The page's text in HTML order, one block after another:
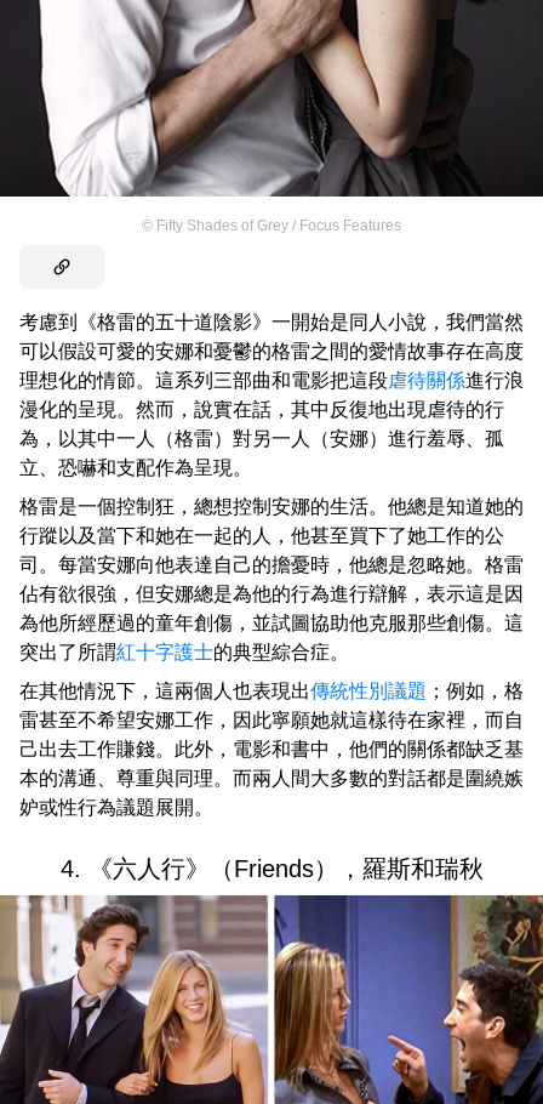
© Fifty Shades of Grey / Focus Features
考慮到《格雷的五十道陰影》一開始是同人小說，我們當然
可以假設可愛的安娜和憂鬱的格雷之間的愛情故事存在高度
理想化的情節。這系列三部曲和電影把這段虐待關係進行浪
漫化的呈現。然而，說實在話，其中反復地出現虐待的行
為，以其中一人（格雷）對另一人（安娜）進行羞辱、孤
立、恐嚇和支配作為呈現。
格雷是一個控制狂，總想控制安娜的生活。他總是知道她的
行蹤以及當下和她在一起的人，他甚至買下了她工作的公
司。每當安娜向他表達自己的擔憂時，他總是忽略她。格雷
佔有欲很強，但安娜總是為他的行為進行辯解，表示這是因
為他所經歷過的童年創傷，並試圖協助他克服那些創傷。這
突出了所謂紅十字護士的典型綜合症。
在其他情況下，這兩個人也表現出傳統性別議題 ；例如，格
雷甚至不希望安娜工作，因此寧願她就這樣待在家裡，而自
己出去工作賺錢。此外，電影和書中，他們的關係都缺乏基
本的溝通、尊重與同理。而兩人間大多數的對話都是圍繞嫉
妒或性行為議題展開。
4. 《六人行》（Friends），羅斯和瑞秋